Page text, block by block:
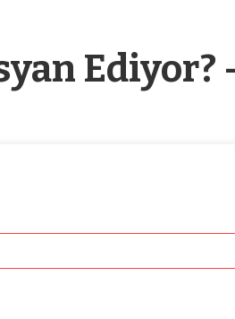
Ediyor?